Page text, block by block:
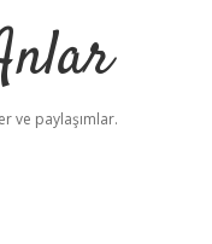
ve paylaşımlar.